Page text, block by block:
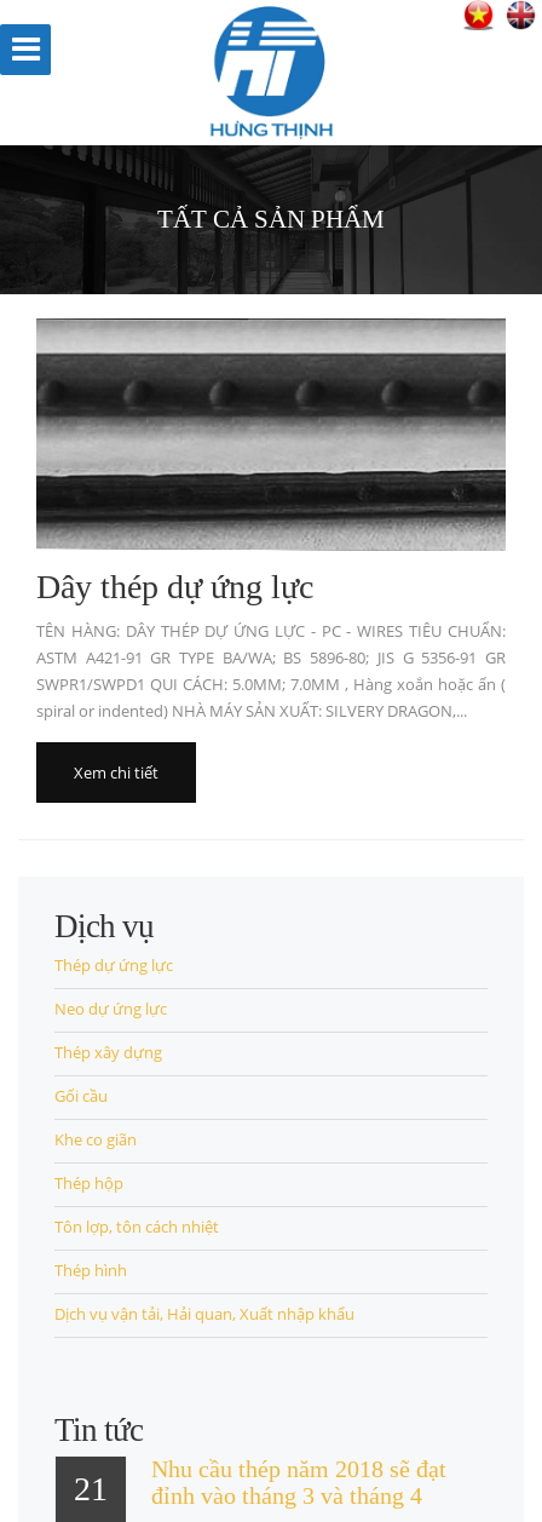
TẤT CẢ SẢN PHẨM
Dây thép dự ứng lực
TÊN HÀNG: DÂY THÉP DỰ ỨNG LỰC - PC - WIRES TIÊU CHUẨN:
ASTM A421-91 GR TYPE BA/WA; BS 5896-80; JIS G 5356-91 GR
SWPR1/SWPD1 QUI CÁCH: 5.0MM; 7.0MM , Hàng xoắn hoặc ấn (
spiral or indented) NHÀ MÁY SẢN XUẤT: SILVERY DRAGON,...
Xem chi tiết
Dịch vụ
Thép dự ứng lực
Neo dự ứng lực
Thép xây dựng
Gối cầu
Khe co giãn
Thép hộp
Tôn lợp, tôn cách nhiệt
Thép hình
Dịch vụ vận tải, Hải quan, Xuất nhập khẩu
Tin tức
21
Nhu cầu thép năm 2018 sẽ đạt
đỉnh vào tháng 3 và tháng 4